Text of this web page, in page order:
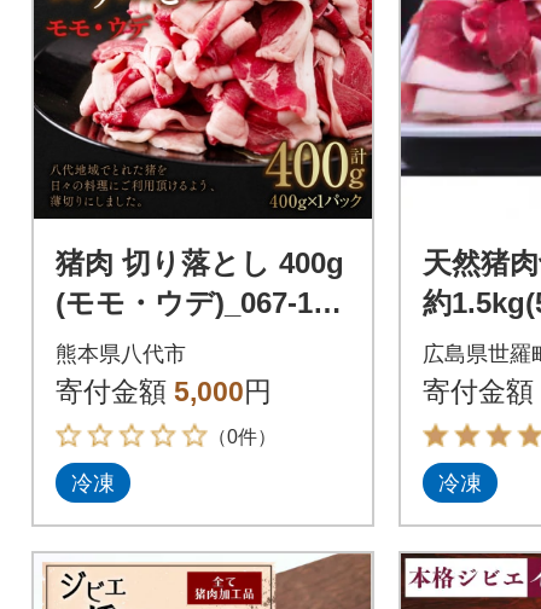
猪肉 切り落とし 400g
(モモ・ウデ)_067-159
4-A
熊本県八代市
寄付金額 5,000円
（0件）
冷凍
天然猪
約
広島県世羅
寄付金額
冷凍